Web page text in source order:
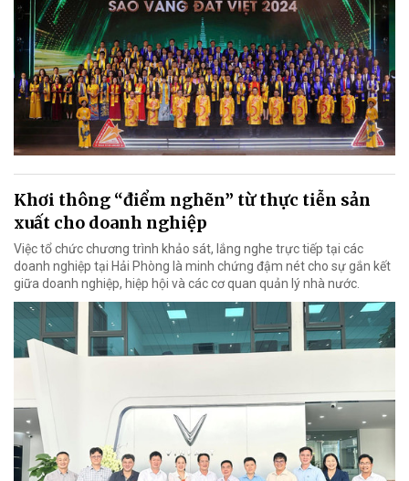
Khơi thông “điểm nghẽn” từ thực tiễn sản
xuất cho doanh nghiệp
Việc tổ chức chương trình khảo sát, lắng nghe trực tiếp tại các
doanh nghiệp tại Hải Phòng là minh chứng đậm nét cho sự gắn kết
giữa doanh nghiệp, hiệp hội và các cơ quan quản lý nhà nước.